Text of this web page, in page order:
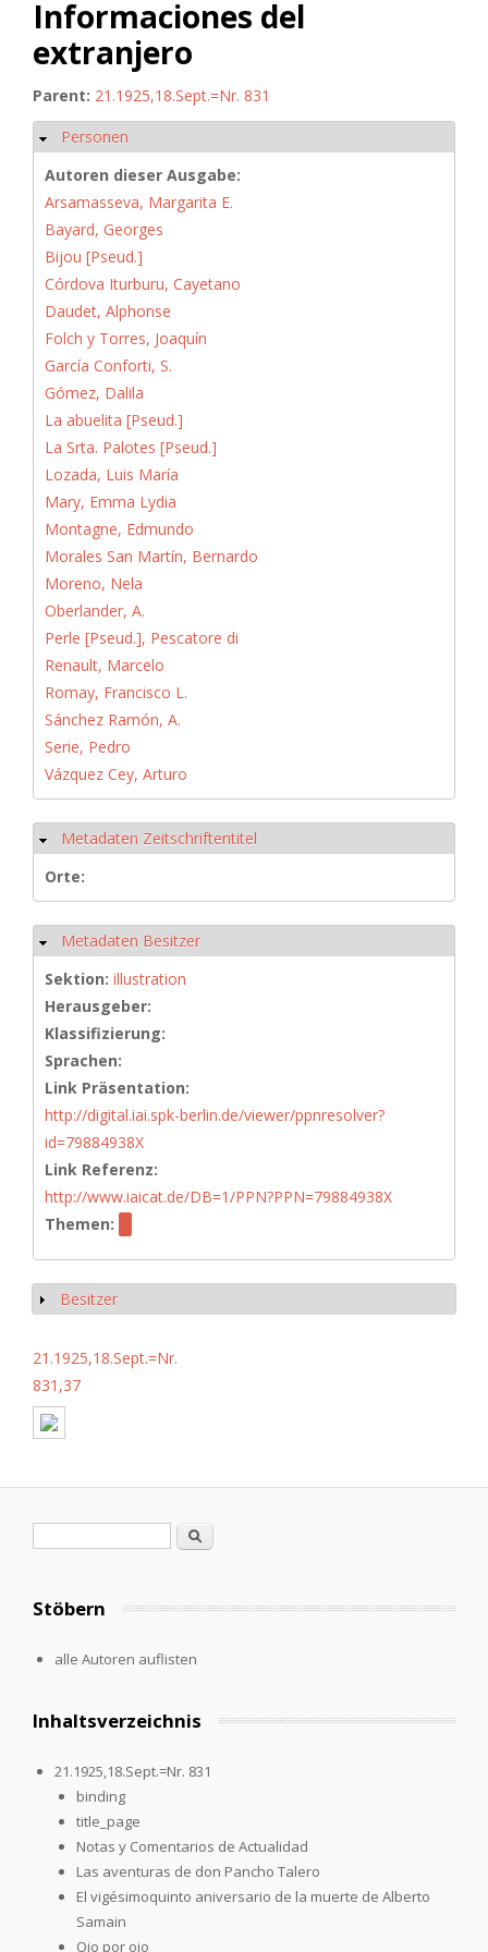
Informaciones del
extranjero
Parent: 21.1925,18.Sept.=Nr. 831
Hide
Personen
Autoren dieser Ausgabe:
Arsamasseva, Margarita E.
Bayard, Georges
Bijou [Pseud.]
Córdova Iturburu, Cayetano
Daudet, Alphonse
Folch y Torres, Joaquín
García Conforti, S.
Gómez, Dalila
La abuelita [Pseud.]
La Srta. Palotes [Pseud.]
Lozada, Luis María
Mary, Emma Lydia
Montagne, Edmundo
Morales San Martín, Bernardo
Moreno, Nela
Oberlander, A.
Perle [Pseud.], Pescatore di
Renault, Marcelo
Romay, Francisco L.
Sánchez Ramón, A.
Serie, Pedro
Vázquez Cey, Arturo
Hide
Metadaten Zeitschriftentitel
Orte:
Hide
Metadaten Besitzer
Sektion: illustration
Herausgeber:
Klassifizierung:
Sprachen:
Link Präsentation:
http://digital.iai.spk-berlin.de/viewer/ppnresolver?
id=79884938X
Link Referenz:
http://www.iaicat.de/DB=1/PPN?PPN=79884938X
Themen:
Show
Besitzer
21.1925,18.Sept.=Nr.
831,37
Search
Stöbern
alle Autoren auflisten
Inhaltsverzeichnis
21.1925,18.Sept.=Nr. 831
binding
title_page
Notas y Comentarios de Actualidad
Las aventuras de don Pancho Talero
El vigésimoquinto aniversario de la muerte de Alberto
Samain
Ojo por ojo